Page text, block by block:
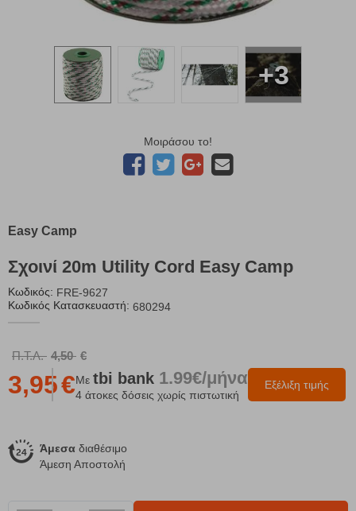
+3
Μοιράσου το!
Easy Camp
Σχοινί 20m Utility Cord Easy Camp
Κωδικός: FRE-9627
Κωδικός Κατασκευαστή: 680294
Π.Τ.Λ. 4,50 €
Εξέλιξη τιμής
3,95€Με tbi bank 1.99€/μήνα
4 άτοκες δόσεις χωρίς πιστωτική
Άμεσα διαθέσιμο
Άμεση Αποστολή